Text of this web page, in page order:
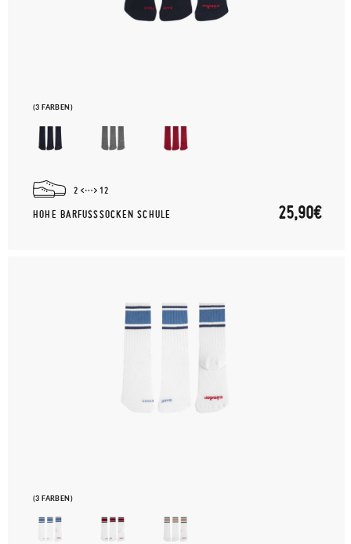
(3 FARBEN)
2 12
HOHE BARFUSSSOCKEN SCHULE 25,90€
(3 FARBEN)